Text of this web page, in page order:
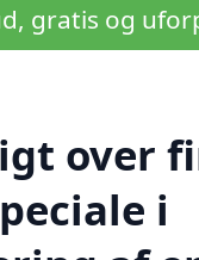
gratis og
over
i